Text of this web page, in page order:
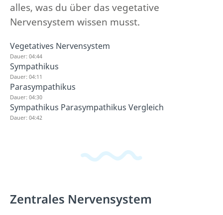
alles, was du über das vegetative
Nervensystem wissen musst.
Vegetatives Nervensystem
Dauer: 04:44
Sympathikus
Dauer: 04:11
Parasympathikus
Dauer: 04:30
Sympathikus Parasympathikus Vergleich
Dauer: 04:42
Zentrales Nervensystem